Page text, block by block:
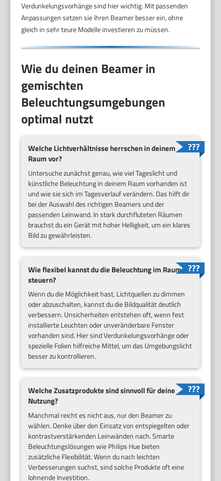
Verdunkelungsvorhänge sind hier wichtig. Mit passenden
Anpassungen setzen sie ihren Beamer besser ein, ohne
gleich in sehr teure Modelle investieren zu müssen.
Wie du deinen Beamer in
gemischten
Beleuchtungsumgebungen
optimal nutzt
Welche Lichtverhältnisse herrschen in deinem
Raum vor?
Untersuche zunächst genau, wie viel Tageslicht und
künstliche Beleuchtung in deinem Raum vorhanden ist
und wie sie sich im Tagesverlauf verändern. Das hilft dir
bei der Auswahl des richtigen Beamers und der
passenden Leinwand. In stark durchfluteten Räumen
brauchst du ein Gerät mit hoher Helligkeit, um ein klares
Bild zu gewährleisten.
Wie flexibel kannst du die Beleuchtung im Raum
steuern?
Wenn du die Möglichkeit hast, Lichtquellen zu dimmen
oder abzuschalten, kannst du die Bildqualität deutlich
verbessern. Unsicherheiten entstehen oft, wenn fest
installierte Leuchten oder unveränderbare Fenster
vorhanden sind. Hier sind Verdunkelungsvorhänge oder
spezielle Folien hilfreiche Mittel, um das Umgebungslicht
besser zu kontrollieren.
Welche Zusatzprodukte sind sinnvoll für deine
Nutzung?
Manchmal reicht es nicht aus, nur den Beamer zu
wählen. Denke über den Einsatz von entspiegelten oder
kontrastverstärkenden Leinwänden nach. Smarte
Beleuchtungslösungen wie Philips Hue bieten
zusätzliche Flexibilität. Wenn du nach leichten
Verbesserungen suchst, sind solche Produkte oft eine
lohnende Investition.